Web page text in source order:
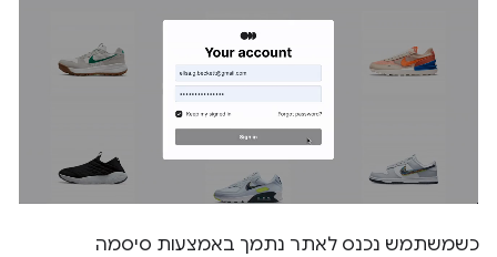
כשמשתמש נכנס לאתר נתמך באמצעות סיסמה